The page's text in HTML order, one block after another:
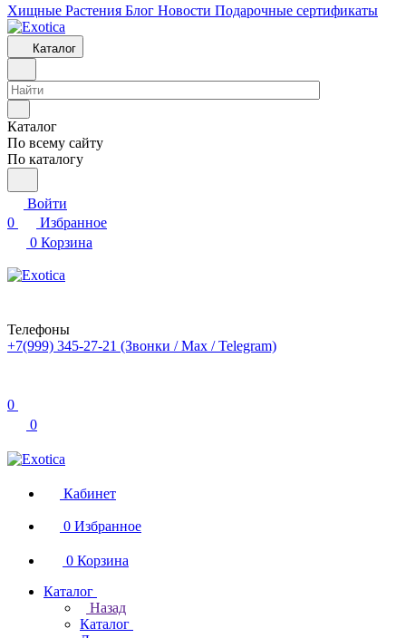
Хищные Растения Блог Новости Подарочные сертификаты
Каталог
Каталог
По всему сайту
По каталогу
Войти
0
Избранное
0 Корзина
Телефоны
+7(999) 345-27-21 (Звонки / Max / Telegram)
0
0
Кабинет
0 Избранное
0 Корзина
Каталог
Назад
Каталог